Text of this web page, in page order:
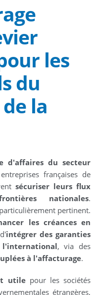
les
du
la
d'affaires du secteur
françaises de
sécuriser leurs flux
nationales.
pertinent.
les créances en
intégrer des garanties
, via des
à l'affacturage.
utilepour les sociétés
étrangères,